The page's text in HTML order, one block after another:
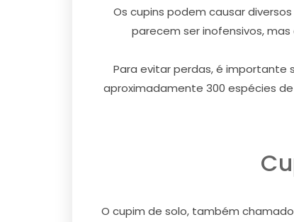
Os cupins podem causar
parecem ser inofensivos,
Para evitar perdas, é importante
aproximadamente 300 espécies
O cupim de solo, também